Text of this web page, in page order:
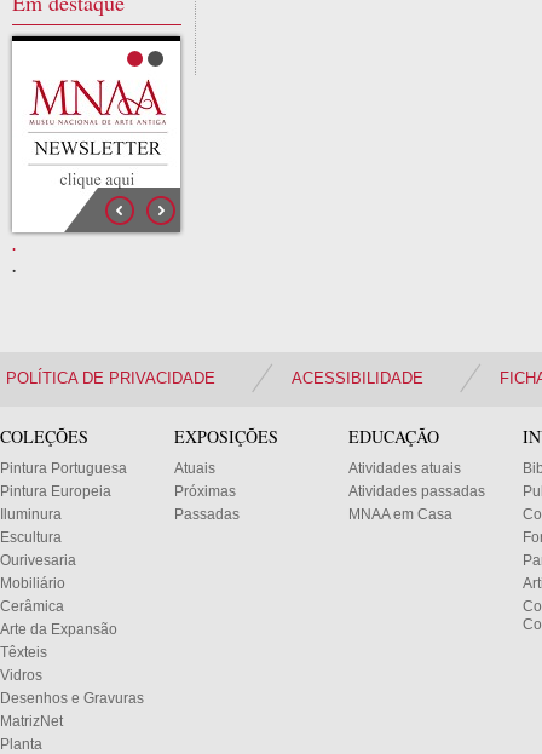
.
.
.
POLÍTICA DE PRIVACIDADE ACESSIBILIDADE
COLEÇÕES
Pintura Portuguesa
Pintura Europeia
Iluminura
Escultura
Ourivesaria
Mobiliário
Cerâmica
Arte da Expansão
Têxteis
Vidros
Desenhos e Gravuras
MatrizNet
Planta
EXPOSIÇÕES
Atuais
Próximas
Passadas
EDUCAÇÃO
Atividades atuais
Atividades passadas
MNAA em Casa